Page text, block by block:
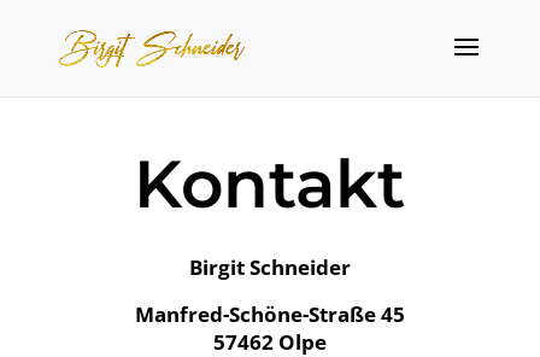
Kontakt
Birgit Schneider
Manfred-Schöne-Straße 45
57462 Olpe